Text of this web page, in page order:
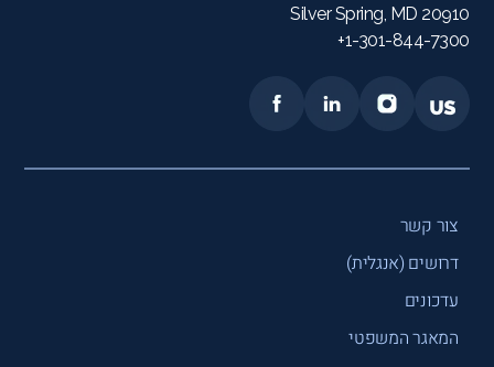
Silver Spring, MD 20910
1-301-844-7300+
צור קשר
דרושים (אנגלית)
עדכונים
המאגר המשפטי